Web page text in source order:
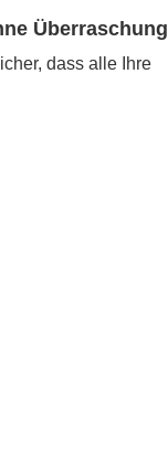
Überraschung
dass alle Ihre